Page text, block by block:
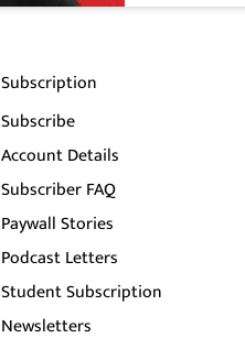
Subscription
Subscribe
Account Details
Subscriber FAQ
Paywall Stories
Podcast Letters
Student Subscription
Newsletters